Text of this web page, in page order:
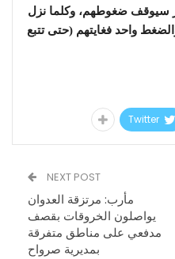
سيوقف ضغوطهم، وكلما نزل
واحد فغايتهم (حتى تتبع
Twitter
NEXT POST
مأرب: مرتزقة العدوان
يواصلون الخروقات بقصف
مدفعي على مناطق متفرقة
بمديرية صرواح